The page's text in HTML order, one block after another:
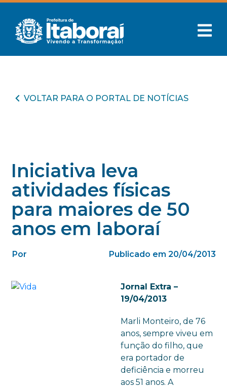
VOLTAR PARA O PORTAL DE NOTÍCIAS
Iniciativa leva
atividades físicas
para maiores de 50
anos em Iaboraí
Por Publicado em 20/04/2013
Jornal Extra –
19/04/2013
Marli Monteiro, de 76
anos, sempre viveu em
função do filho, que
era portador de
deficiência e morreu
aos 51 anos. A